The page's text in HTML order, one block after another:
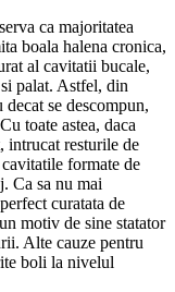
ca majoritatea
boala halena cronica,
al cavitatii bucale,
palat. Astfel, din
se descompun,
toate astea, daca
intrucat resturile de
formate de
Ca sa nu mai
curatata de
motiv de sine statator
Alte cauze pentru
boli la nivelul